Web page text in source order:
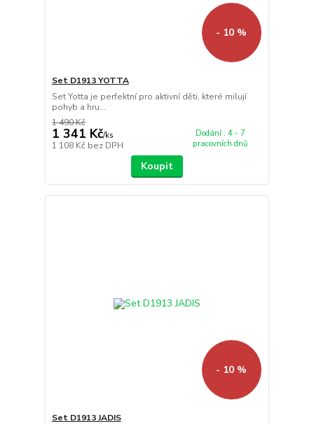
- 10 %
Set D1913 YOTTA
Set Yotta je perfektní pro aktivní děti, které milují
pohyb a hru...
1 490 Kč
1 341 Kč/ks
1 108 Kč bez DPH
Dodání : 4 - 7
pracovních dnů
Koupit
- 10 %
Set D1913 JADIS